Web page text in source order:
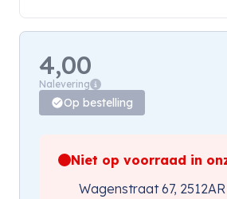
4,00
Nalevering
Op bestelling
Niet op voorraad in
Wagenstraat 67,